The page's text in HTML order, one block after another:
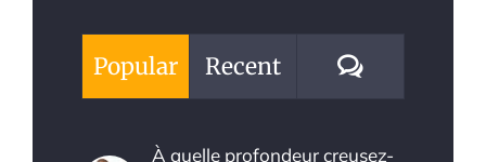
Popular Recent Comments
À quelle profondeur creusez-